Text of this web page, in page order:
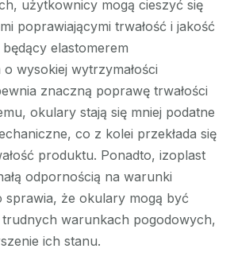
użytkownicy mogą cieszyć się
poprawiającymi trwałość i jakość
elastomerem
wysokiej wytrzymałości
znaczną poprawę trwałości
okulary stają się mniej podatne
co z kolei przekłada się
produktu. Ponadto, izoplast
odpornością na warunki
sprawia, że okulary mogą być
warunkach pogodowych,
ich stanu.